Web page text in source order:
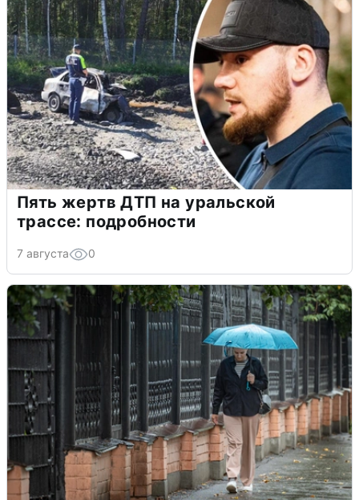
Пять жертв ДТП на уральской
трассе: подробности
7 августа 0